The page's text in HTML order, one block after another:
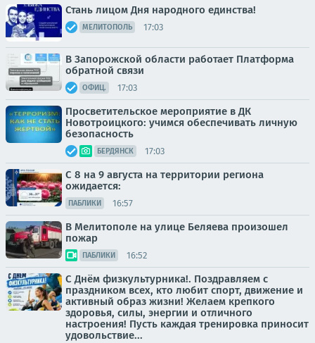
Стань лицом Дня народного единства!
МЕЛИТОПОЛЬ 17:03
В Запорожской области работает Платформа
обратной связи
ОФИЦ. 17:03
Просветительское мероприятие в ДК
Новотроицкого: учимся обеспечивать личную
безопасность
БЕРДЯНСК 17:03
С 8 на 9 августа на территории региона
ожидается:
ПАБЛИКИ 16:57
В Мелитополе на улице Беляева произошел
пожар
ПАБЛИКИ 16:52
С Днём физкультурника!. Поздравляем с
праздником всех, кто любит спорт, движение и
активный образ жизни! Желаем крепкого
здоровья, силы, энергии и отличного
настроения! Пусть каждая тренировка приносит
удовольствие...